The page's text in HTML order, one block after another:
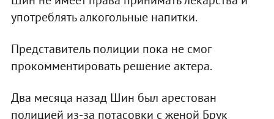
употреблять алкогольные напитки.
Представитель полиции пока не смог
прокомментировать решение актера.
Два месяца назад Шин был арестован
полицией из-за потасовки с женой Брук